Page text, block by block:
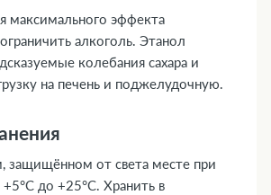
максимального эффекта
алкоголь. Этанол
колебания сахара и
на печень и поджелудочную.
защищённом от света месте при
до +25°C. Хранить в